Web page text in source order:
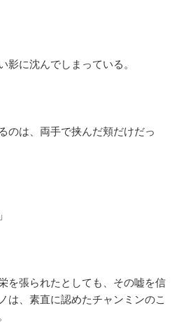
影に沈んでしまっている。
のは、両手で挟んだ頬だけだっ
を張られたとしても、その嘘を信
は、素直に認めたチャンミンのこ